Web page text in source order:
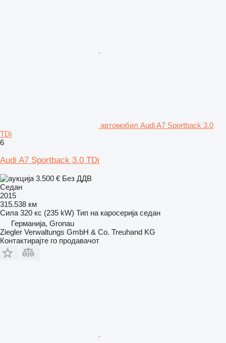
aвтомобил Audi A7 Sportback 3.0
TDi
6
Audi A7 Sportback 3.0 TDi
3.500 € Без ДДВ
Седан
2015
315.538 км
Сила 320 кс (235 kW) Тип на каросерија седан
Германија, Gronau
Ziegler Verwaltungs GmbH & Co. Treuhand KG
Контактирајте го продавачот